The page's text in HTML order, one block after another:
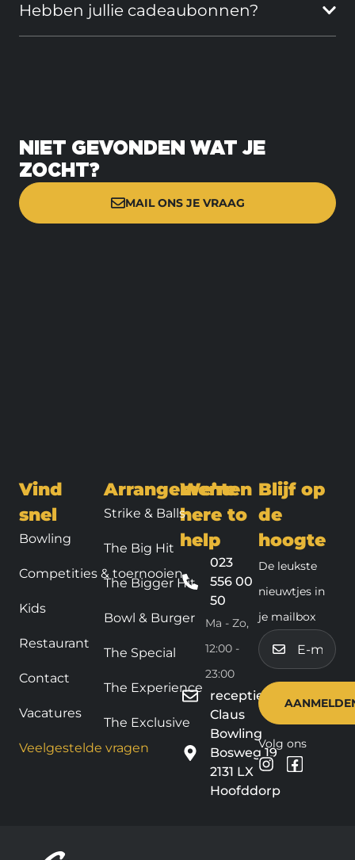
Hebben jullie cadeaubonnen?
NIET GEVONDEN WAT JE
ZOCHT?
MAIL ONS JE VRAAG
Vind
snel
Bowling
Competities & toernooien
Kids
Restaurant
Contact
Vacatures
Veelgestelde vragen
Arrangementen
Strike & Balls
The Big Hit
The Bigger Hit
Bowl & Burger
The Special
The Experience
The Exclusive
We’re
here to
help
023
556 00
50
Ma - Zo,
12:00 -
23:00
receptie@claus.nl
Claus
Bowling
Bosweg 19
2131 LX
Hoofddorp
Blijf op
de
hoogte
De leukste
nieuwtjes in
je mailbox
E-
mailadres
Volg ons